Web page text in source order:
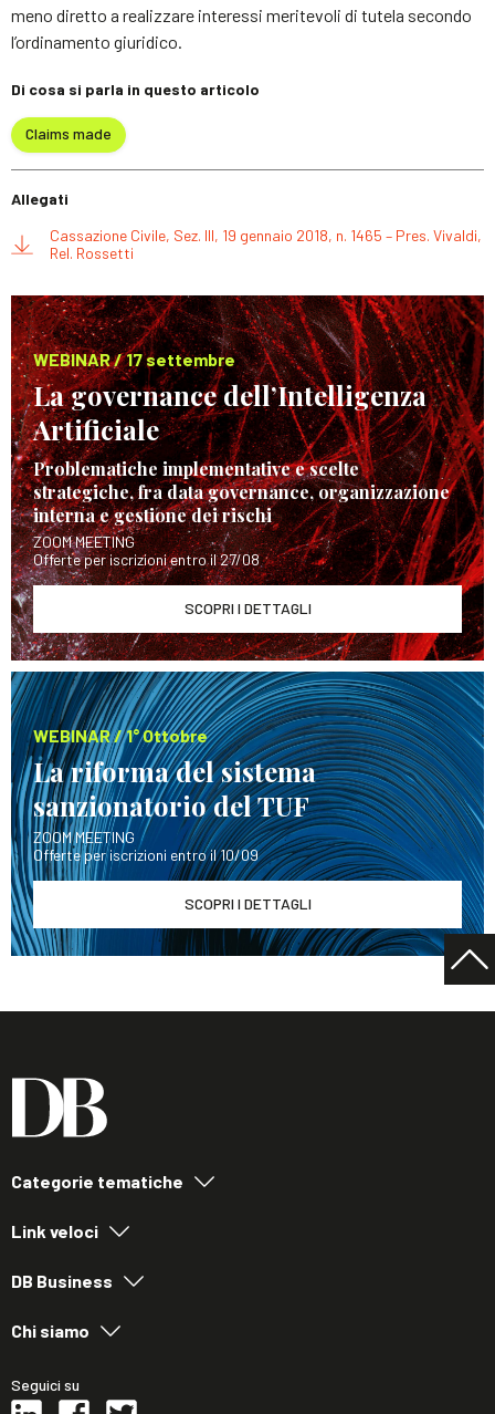
meno diretto a realizzare interessi meritevoli di tutela secondo
l’ordinamento giuridico.
Di cosa si parla in questo articolo
Claims made
Allegati
Cassazione Civile, Sez. III, 19 gennaio 2018, n. 1465 – Pres. Vivaldi,
Rel. Rossetti
WEBINAR / 17 settembre
La governance dell’Intelligenza
Artificiale
Problematiche implementative e scelte
strategiche, fra data governance, organizzazione
interna e gestione dei rischi
ZOOM MEETING
Offerte per iscrizioni entro il 27/08
SCOPRI I DETTAGLI
WEBINAR / 1° Ottobre
La riforma del sistema
sanzionatorio del TUF
ZOOM MEETING
Offerte per iscrizioni entro il 10/09
SCOPRI I DETTAGLI
Categorie tematiche
Link veloci
DB Business
Chi siamo
Seguici su